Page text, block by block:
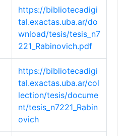
https://bibliotecadigi
tal.exactas.uba.ar/do
wnload/tesis/tesis_n7
221_Rabinovich.pdf
https://bibliotecadigi
tal.exactas.uba.ar/col
lection/tesis/docume
nt/tesis_n7221_Rabin
ovich